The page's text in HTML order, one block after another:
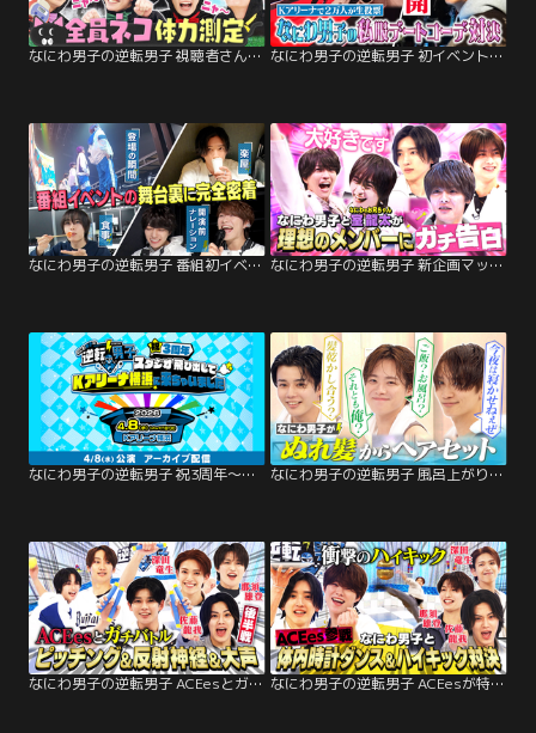
なにわ男子の逆転男子 視聴者さんの夢企画！全員ネコになってガチ体力測定！ なにわ男子の逆転男子 初イベント裏側密着後半！私服デートコーデ対決裏も表も大公開！
なにわ男子の逆転男子 番組初イベント舞台裏に完全密着！楽屋の素顔＆初心LOVEコラボ なにわ男子の逆転男子 新企画マッチング男子！お泊まり相手を匿名投票！ガチ本音トーク！
なにわ男子の逆転男子 祝3周年～スタジオ飛び出してKアリーナ横浜に来ちゃいました～【アーカイブ配信】 なにわ男子の逆転男子 風呂上がりヘアセット対決！濡れ髪から目黒蓮を完全再現！
なにわ男子の逆転男子 ACEesとガチ5番勝負完結編！道枝、大声で赤っ恥！？ なにわ男子の逆転男子 ACEesが特技で殴り込み！シンバルキックでまさかの事件！？